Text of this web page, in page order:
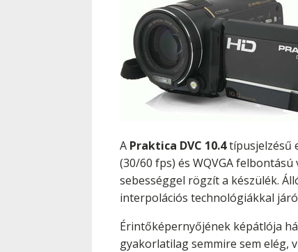
A Praktica DVC 10.4típusjelzésű
(30/60 fps) és WQVGA
sebességgel rögzít a készülék.
interpolációs technológiákkal
Érintőképernyőjének képátlója
gyakorlatilag semmire sem